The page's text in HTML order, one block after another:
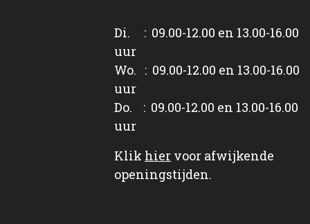
Di. : 09.00-12.00 en 13.00-16.00
uur
Wo. : 09.00-12.00 en 13.00-16.00
uur
Do. : 09.00-12.00 en 13.00-16.00
uur
Klik hier voor afwijkende
openingstijden.